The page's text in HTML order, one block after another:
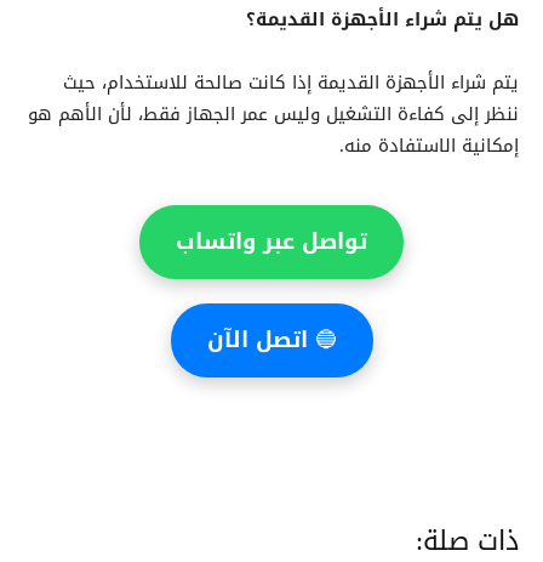
هل يتم شراء الأجهزة القديمة؟
يتم شراء الأجهزة القديمة إذا كانت صالحة للاستخدام، حيث
ننظر إلى كفاءة التشغيل وليس عمر الجهاز فقط، لأن الأهم هو
إمكانية الاستفادة منه.
تواصل عبر واتساب
🔵 اتصل الآن
ذات صلة: